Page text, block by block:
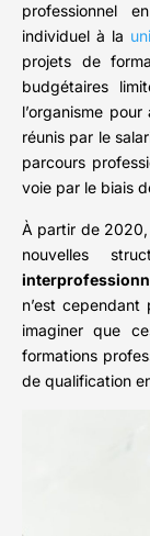
professionnel
individuel à la
projets de
budgétaires
l’organisme
réunis par le
parcours
voie par le biais
À partir de 2020,
nouvelles
n’est
imaginer que
formations
de qualification